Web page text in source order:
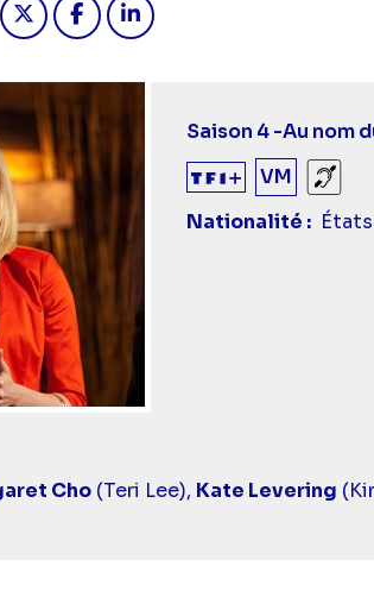
Saison 4 -Au nom
VM
Nationalité
Cho(Teri Lee), Kate Levering